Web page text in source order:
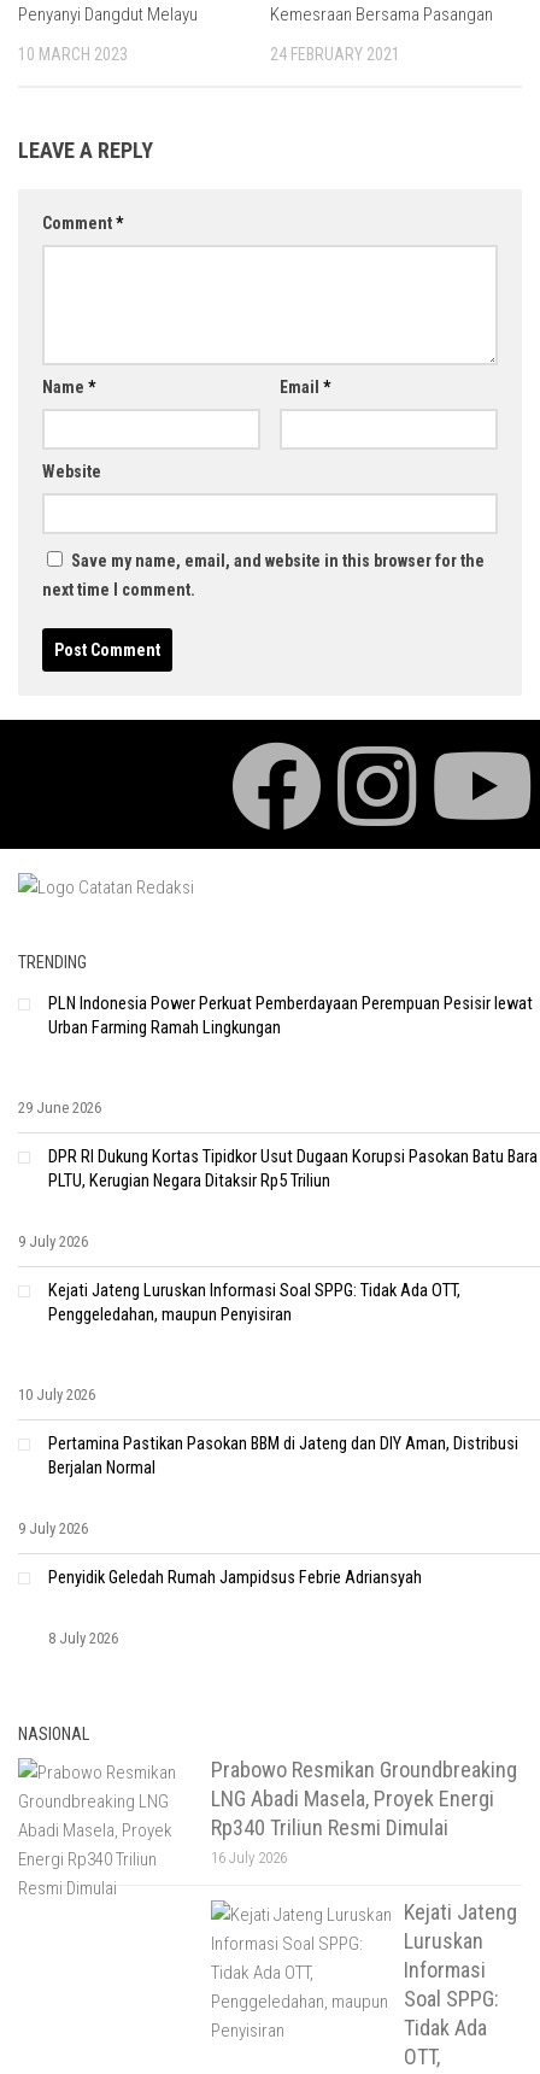
Penyanyi Dangdut Melayu
10 MARCH 2023
Kemesraan Bersama Pasangan
24 FEBRUARY 2021
LEAVE A REPLY
Comment*
Name * Email *
Website
Save my name, email, and website in this browser for the
next time I comment.
TRENDING
PLN Indonesia Power Perkuat Pemberdayaan Perempuan Pesisir lewat
Urban Farming Ramah Lingkungan
29 June 2026
DPR RI Dukung Kortas Tipidkor Usut Dugaan Korupsi Pasokan Batu Bara
PLTU, Kerugian Negara Ditaksir Rp5 Triliun
9 July 2026
Kejati Jateng Luruskan Informasi Soal SPPG: Tidak Ada OTT,
Penggeledahan, maupun Penyisiran
10 July 2026
Pertamina Pastikan Pasokan BBM di Jateng dan DIY Aman, Distribusi
Berjalan Normal
9 July 2026
Penyidik Geledah Rumah Jampidsus Febrie Adriansyah
8 July 2026
NASIONAL
Prabowo Resmikan Groundbreaking
LNG Abadi Masela, Proyek Energi
Rp340 Triliun Resmi Dimulai
16 July 2026
Kejati Jateng
Luruskan
Informasi
Soal SPPG:
Tidak Ada
OTT,